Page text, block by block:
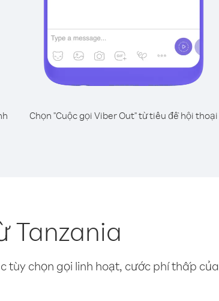
Chọn "Cuộc gọi Viber Out" từ tiêu đề hội thoại
Tanzania
tùy chọn gọi linh hoạt, cước phí thấp của